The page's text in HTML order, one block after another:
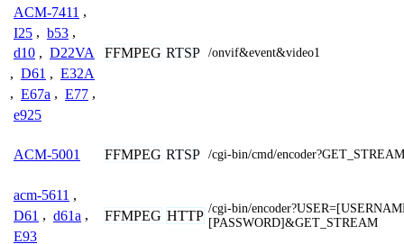
ACM-7411 ,
I25 , b53 ,
d10 , D22VA
, D61 , E32A
, E67a , E77 ,
e925
FFMPEG RTSP /onvif&event&video1
ACM-5001 FFMPEG RTSP /cgi-bin/cmd/encoder?GET_STREAM
acm-5611 ,
D61 , d61a ,
E93
FFMPEG HTTP /cgi-bin/
[PASSWORD]&GET_STREAM